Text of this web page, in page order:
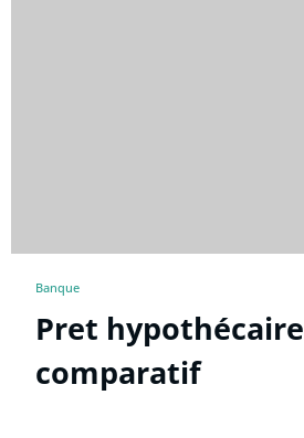
Banque
Pret hypothécaire
comparatif